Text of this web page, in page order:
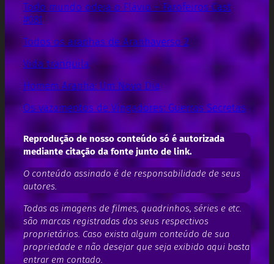
Todo mundo odeia o Flávio – Farofeiros Cast
#081
Todos os aranhas de Aranhaverso 2
Vida tranquila
Homem Aranha: Um Novo Dia
Os vazamentos de Vingadores: Guerras Secretas
Reprodução de nosso conteúdo só é autorizada
mediante citação da fonte junto de link.
O conteúdo assinado é de responsabilidade de seus
autores.
Todas as imagens de filmes, quadrinhos, séries e etc.
são marcas registradas dos seus respectivos
proprietários. Caso exista algum conteúdo de sua
propriedade e não desejar que seja exibido aqui basta
entrar em contado.